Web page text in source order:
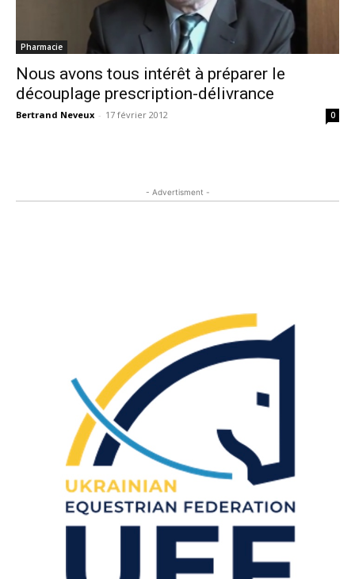
Pharmacie
Nous avons tous intérêt à préparer le
découplage prescription-délivrance
Bertrand Neveux - 17 février 2012 0
- Advertisment -